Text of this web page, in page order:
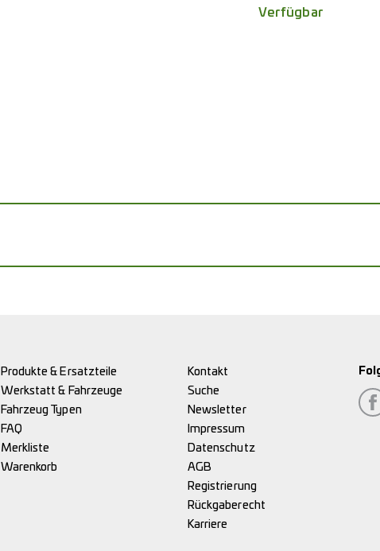
Verfügbar
Produkte & Ersatzteile
Werkstatt & Fahrzeuge
Fahrzeug Typen
FAQ
Merkliste
Warenkorb
Kontakt
Suche
Newsletter
Impressum
Datenschutz
AGB
Registrierung
Rückgaberecht
Karriere